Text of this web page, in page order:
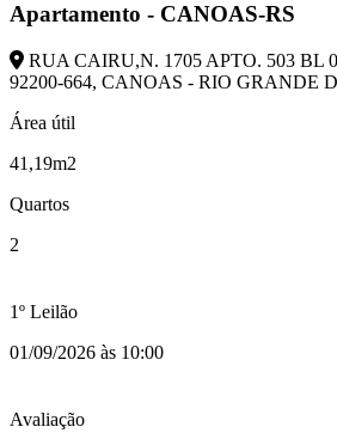
Apartamento - CANOAS-RS
RUA CAIRU,N. 1705 APTO. 503 BL
92200-664, CANOAS - RIO GRANDE
Área útil
41,19m2
Quartos
2
1º Leilão
01/09/2026 às 10:00
Avaliação